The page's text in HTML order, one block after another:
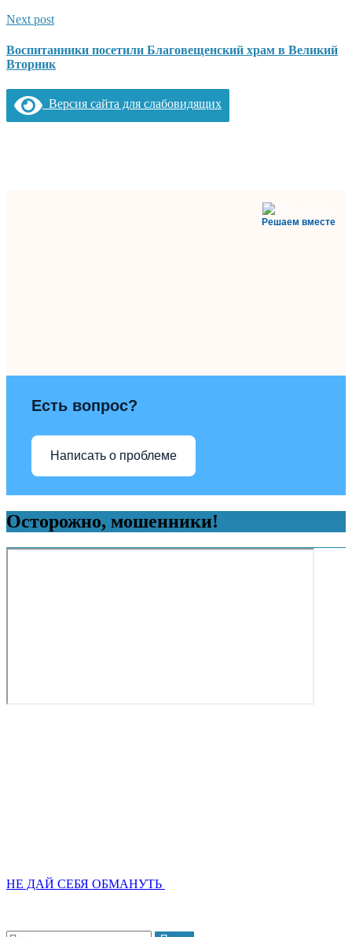
Next post
Воспитанники посетили Благовещенский храм в Великий
Вторник
Версия сайта для слабовидящих
Решаем вместе
Есть вопрос?
Написать о проблеме
Осторожно, мошенники!
НЕ ДАЙ СЕБЯ ОБМАНУТЬ